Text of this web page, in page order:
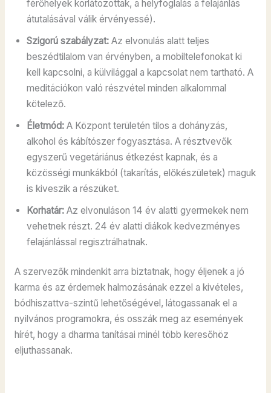
férőhelyek korlátozottak, a helyfoglalás a felajánlás
átutalásával válik érvényessé).
Szigorú szabályzat:Az elvonulás alatt teljes
beszédtilalom van érvényben, a mobiltelefonokat ki
kell kapcsolni, a külvilággal a kapcsolat nem tartható. A
meditációkon való részvétel minden alkalommal
kötelező.
Életmód:A Központ területén tilos a dohányzás,
alkohol és kábítószer fogyasztása. A résztvevők
egyszerű vegetáriánus étkezést kapnak, és a
közösségi munkákból (takarítás, előkészületek) maguk
is kiveszik a részüket.
Korhatár:Az elvonuláson 14 év alatti gyermekek nem
vehetnek részt. 24 év alatti diákok kedvezményes
felajánlással regisztrálhatnak.
A szervezők mindenkit arra biztatnak, hogy éljenek a jó
karma és az érdemek halmozásának ezzel a kivételes,
bódhiszattva-szintű lehetőségével, látogassanak el a
nyilvános programokra, és osszák meg az események
hírét, hogy a dharma tanításai minél több keresőhöz
eljuthassanak.